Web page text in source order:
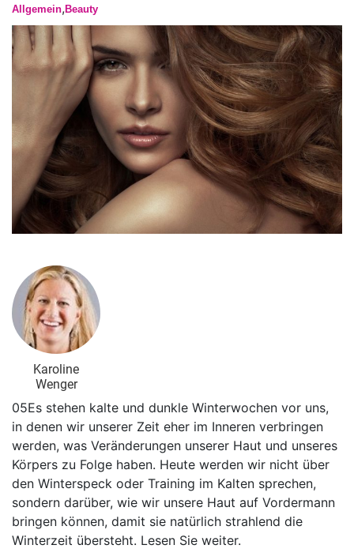
Allgemein, Beauty
Karoline
Wenger
05Es stehen kalte und dunkle Winterwochen vor uns,
in denen wir unserer Zeit eher im Inneren verbringen
werden, was Veränderungen unserer Haut und unseres
Körpers zu Folge haben. Heute werden wir nicht über
den Winterspeck oder Training im Kalten sprechen,
sondern darüber, wie wir unsere Haut auf Vordermann
bringen können, damit sie natürlich strahlend die
Winterzeit übersteht. Lesen Sie weiter.